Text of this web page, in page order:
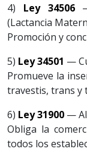
4) Ley 34506
(Lactancia
Promoción y
5) Ley 34501 —
Promueve la
travestis, trans y
6) Ley 31900 —
Obliga la
todos los